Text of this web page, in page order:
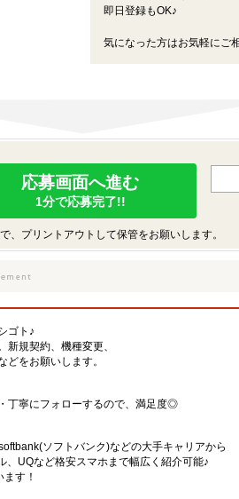
即日登録もOK♪
気になった方はお気軽にご
応募画面へ進む
1分で応募完了!!
プリントアウトして保管をお願いします。
ゴト♪
規契約、機種変更、
をお願いします。
丁寧にフォローするので、満足度◎
ソフトバンク)などの大手キャリアから
UQなど格安スマホまで幅広く紹介可能♪
す！